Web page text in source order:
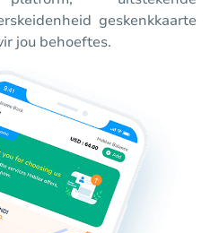
geskenkkaarte
jou behoeftes.